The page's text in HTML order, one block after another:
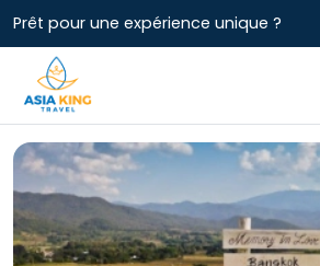
Prêt pour une expérience unique ?